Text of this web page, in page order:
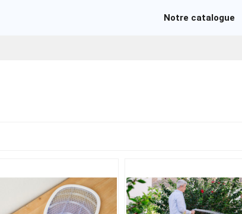
Notre catalogue